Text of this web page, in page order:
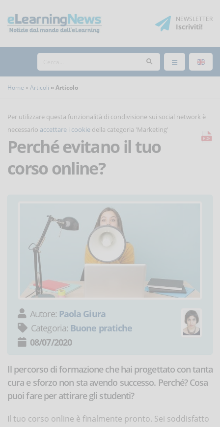
NEWSLETTER
Iscriviti!
Home Articoli Articolo
Per utilizzare questa funzionalità di condivisione sui social network è
necessario accettare i cookie della categoria 'Marketing'
Perché evitano il tuo
corso online?
Autore: Paola Giura
Categoria: Buone pratiche
08/07/2020
Il percorso di formazione che hai progettato con tanta
cura e sforzo non sta avendo successo. Perché? Cosa
puoi fare per attirare gli studenti?
Il tuo corso online è finalmente pronto. Sei soddisfatto